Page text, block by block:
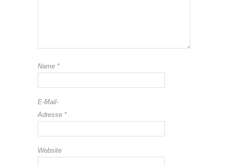
Name *
E-Mail-
Adresse *
Website